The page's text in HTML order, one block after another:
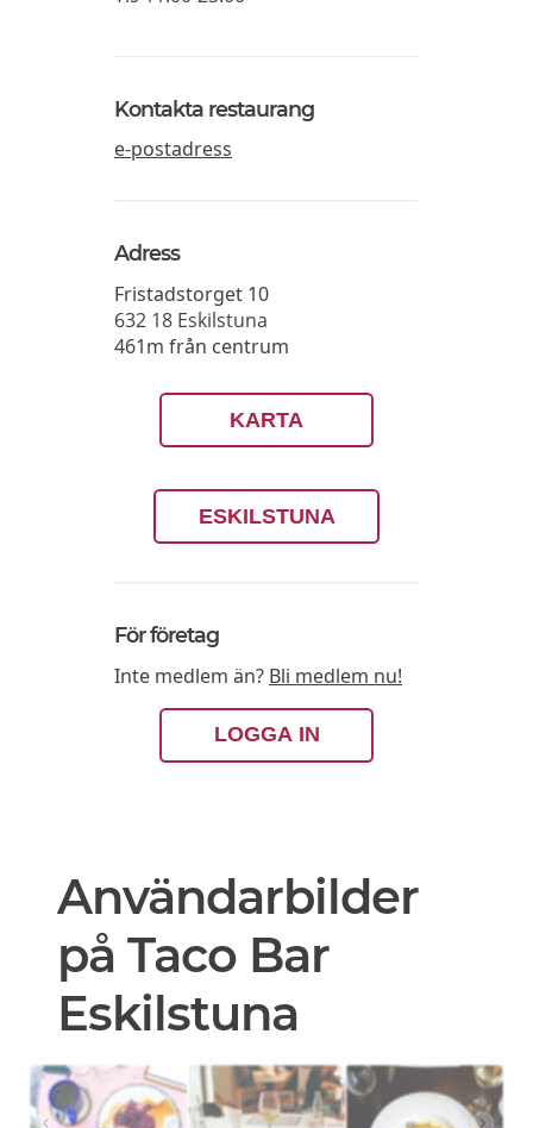
Kontakta restaurang
e-postadress
Adress
Fristadstorget 10
632 18 Eskilstuna
461m från centrum
KARTA
ESKILSTUNA
För företag
Inte medlem än? Bli medlem nu!
LOGGA IN
Användarbilder
på Taco Bar
Eskilstuna